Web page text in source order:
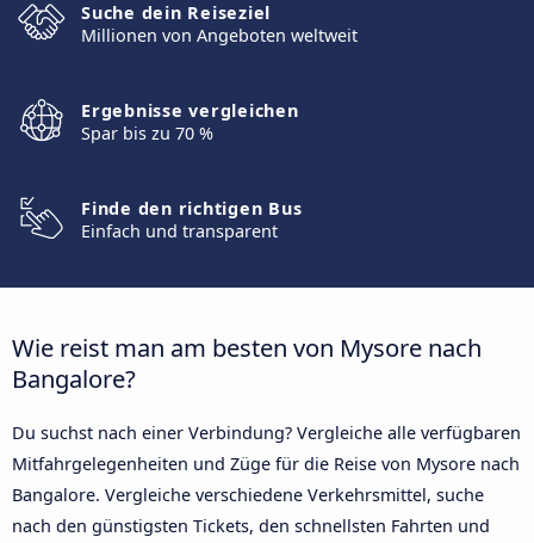
Suche dein Reiseziel
Millionen von Angeboten weltweit
Ergebnisse vergleichen
Spar bis zu 70 %
Finde den richtigen Bus
Einfach und transparent
Wie reist man am besten von Mysore nach
Bangalore?
Du suchst nach einer Verbindung? Vergleiche alle verfügbaren
Mitfahrgelegenheiten und Züge für die Reise von Mysore nach
Bangalore. Vergleiche verschiedene Verkehrsmittel, suche
nach den günstigsten Tickets, den schnellsten Fahrten und